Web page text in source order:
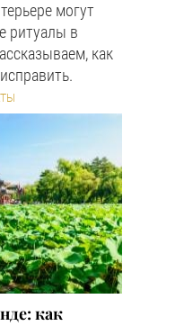
могут
ритуалы в
как
как